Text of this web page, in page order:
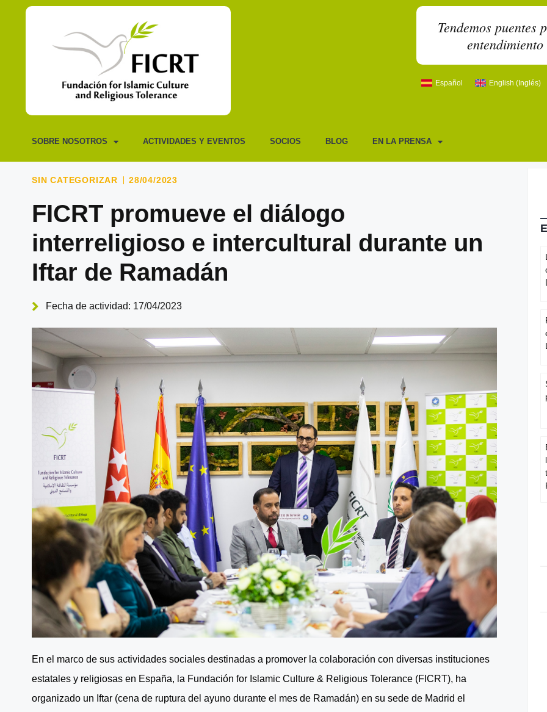
Tendemos
Español English (Inglés)
SOBRE NOSOTROS ACTIVIDADES Y EVENTOS SOCIOS BLOG EN LA PRENSA
SIN CATEGORIZAR 28/04/2023
FICRT promueve el diálogo
interreligioso e intercultural durante un
Iftar de Ramadán
Fecha de actividad: 17/04/2023
En el marco de sus actividades sociales destinadas a promover la colaboración con diversas instituciones
estatales y religiosas en España, la Fundación for Islamic Culture & Religious Tolerance (FICRT), ha
organizado un Iftar (cena de ruptura del ayuno durante el mes de Ramadán) en su sede de Madrid el